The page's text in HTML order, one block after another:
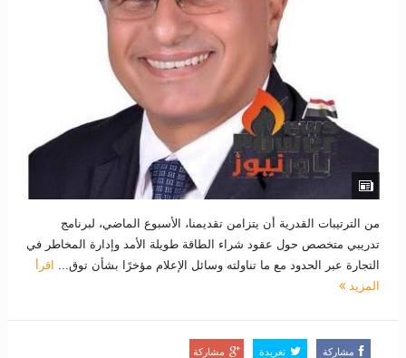
من الترتيبات القدرية أن يتزامن تقديمنا، الأسبوع الماضي، لبرنامج
تدريبي متخصص حول عقود شراء الطاقة طويلة الأمد وإدارة المخاطر في
التجارة عبر الحدود مع ما تناولته وسائل الإعلام مؤخرًا بشأن توق... اقرأ
المزيد
مشاركة تغريدة مشاركة